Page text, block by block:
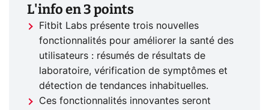
L'info en 3 points
Fitbit Labs présente trois nouvelles
fonctionnalités pour améliorer la santé des
utilisateurs : résumés de résultats de
laboratoire, vérification de symptômes et
détection de tendances inhabituelles.
Ces fonctionnalités innovantes seront